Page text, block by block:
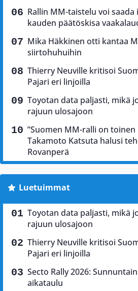
Rallin MM-taistelu voi saada
kauden päätöskisa
Mika Häkkinen otti kantaa
siirtohuhuihin
Thierry Neuville kritisoi
Pajari eri linjoilla
Toyotan data paljasti, mikä
rajuun ulosajoon
”Suomen MM-ralli on toinen
Takamoto Katsuta halusi
Rovanperä
Luetuimmat
Toyotan data paljasti, mikä
rajuun ulosajoon
Thierry Neuville kritisoi
Pajari eri linjoilla
Secto Rally 2026:
aikataulu